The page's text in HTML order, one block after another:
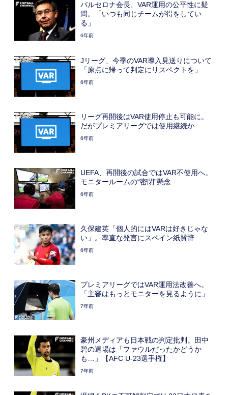
バルセロナ会長、VAR運用の公平性に疑
問。「いつも同じチームが得をしてい
る」
6年前
Jリーグ、今季のVAR導入見送りについて
「原点に帰って判定にリスペクトを」
6年前
リーグ再開後はVAR使用停止も可能に。
だがプレミアリーグでは使用継続か
6年前
UEFA、再開後の試合ではVAR不使用へ。
モニタールームの“密閉”懸念
6年前
久保建英「個人的にはVARは好きじゃな
い」。率直な発言にスペイン紙賛辞
6年前
プレミアリーグではVAR運用法改善へ。
「主審はもっとモニターを見るように」
7年前
豪州メディアも日本戦の判定批判。田中
碧の退場は「ファウルだったかどうか
も…」【AFC U-23選手権】
7年前